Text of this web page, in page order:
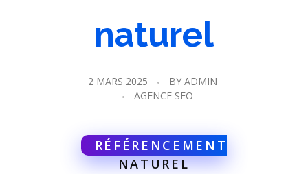
naturel
2 MARS 2025 BY ADMIN
AGENCE SEO
RÉFÉRENCEMENT
NATUREL